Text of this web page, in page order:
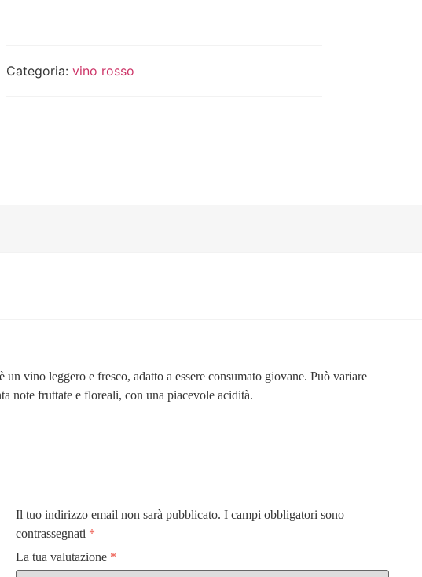
Categoria: vino rosso
vino leggero e fresco, adatto a essere consumato giovane. Può variare
note fruttate e floreali, con una piacevole acidità.
Il tuo indirizzo email non sarà pubblicato. I campi obbligatori sono
contrassegnati *
La tua valutazione *